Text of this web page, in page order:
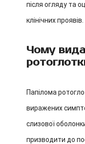
після огляду та
клінічних проявів.
Чому
Папілома
виражених
слизової
призводити до